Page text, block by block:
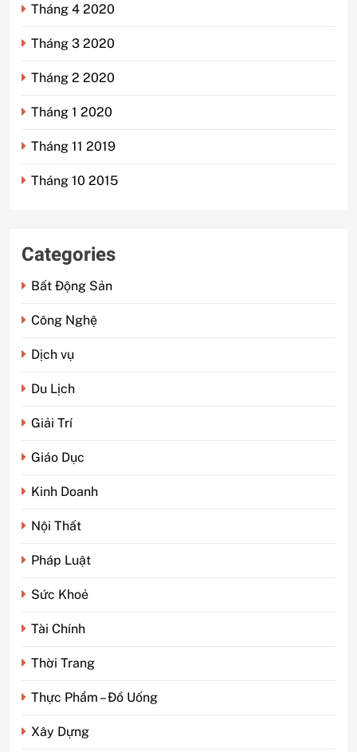
Tháng 4 2020
Tháng 3 2020
Tháng 2 2020
Tháng 1 2020
Tháng 11 2019
Tháng 10 2015
Categories
Bất Động Sản
Công Nghệ
Dịch vụ
Du Lịch
Giải Trí
Giáo Dục
Kinh Doanh
Nội Thất
Pháp Luật
Sức Khoẻ
Tài Chính
Thời Trang
Thực Phẩm – Đồ Uống
Xây Dựng
5
6